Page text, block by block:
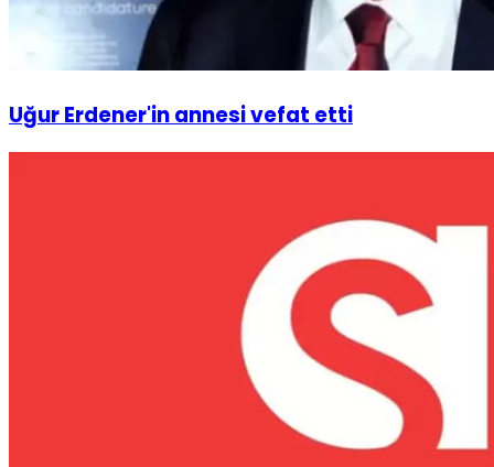
Uğur Erdener'in annesi vefat etti